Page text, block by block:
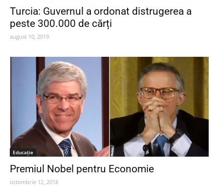
Turcia: Guvernul a ordonat distrugerea a
peste 300.000 de cărți
august 10, 2019
Educaţie
Premiul Nobel pentru Economie
octombrie 12, 2018